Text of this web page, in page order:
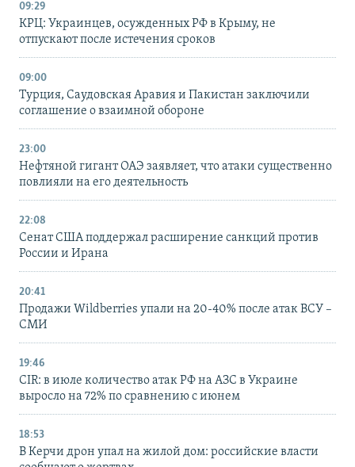
09:29
КРЦ: Украинцев, осужденных РФ в Крыму, не
отпускают после истечения сроков
09:00
Турция, Саудовская Аравия и Пакистан заключили
соглашение о взаимной обороне
23:00
Нефтяной гигант ОАЭ заявляет, что атаки существенно
повлияли на его деятельность
22:08
Сенат США поддержал расширение санкций против
России и Ирана
20:41
Продажи Wildberries упали на 20-40% после атак ВСУ –
СМИ
19:46
CIR: в июле количество атак РФ на АЗС в Украине
выросло на 72% по сравнению с июнем
18:53
В Керчи дрон упал на жилой дом: российские власти